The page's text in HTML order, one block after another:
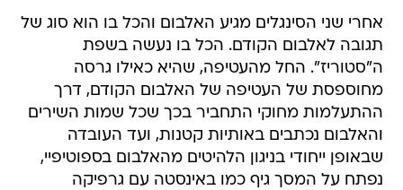
אחרי שני הסינגלים מגיע האלבום והכל בו הוא סוג של
תגובה לאלבום הקודם. הכל בו נעשה בשפת
ה"סטוריז". החל מהעטיפה, שהיא כאילו גרסה
מחוספסת של העטיפה של האלבום הקודם, דרך
ההתעלמות מחוקי התחביר בכך שכל שמות השירים
והאלבום נכתבים באותיות קטנות, ועד העובדה
שבאופן ייחודי בניגון הלהיטים מהאלבום בספוטיפיי,
נפתח על המסך גיף כמו באינסטה עם גרפיקה